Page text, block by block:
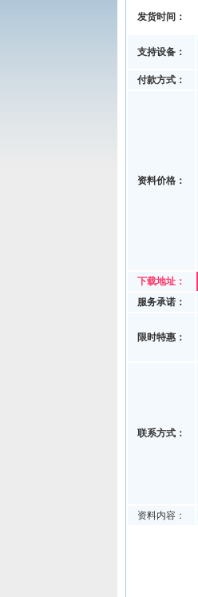
发货时间：
支持设备：
付款方式：
资料价格：
下载地址：
服务承诺：
限时特惠：
联系方式：
资料内容：